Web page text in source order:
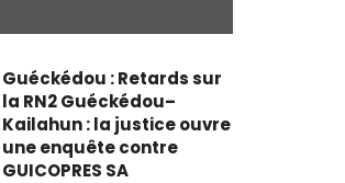
Guéckédou : Retards sur
la RN2 Guéckédou–
Kailahun : la justice ouvre
une enquête contre
GUICOPRES SA